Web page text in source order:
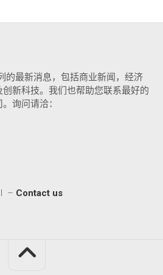
的最新消息，包括商业新闻，经济
新科技。我们也帮助您联系最好的
询问请洽：
– Contact us